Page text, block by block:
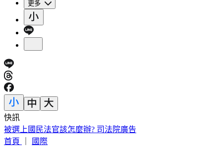
更多
快訊
快訊／颱風白海豚「海警發布」！首波警戒範圍出爐
首頁
國際